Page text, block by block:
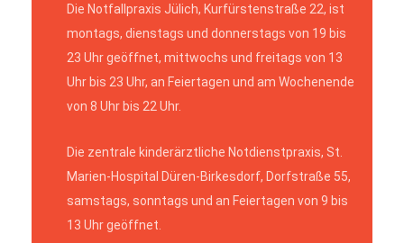
Die Notfallpraxis Jülich, Kurfürstenstraße 22, ist
montags, dienstags und donnerstags von 19 bis
23 Uhr geöffnet, mittwochs und freitags von 13
Uhr bis 23 Uhr, an Feiertagen und am Wochenende
von 8 Uhr bis 22 Uhr.
Die zentrale kinderärztliche Notdienstpraxis, St.
Marien-Hospital Düren-Birkesdorf, Dorfstraße 55,
samstags, sonntags und an Feiertagen von 9 bis
13 Uhr geöffnet.